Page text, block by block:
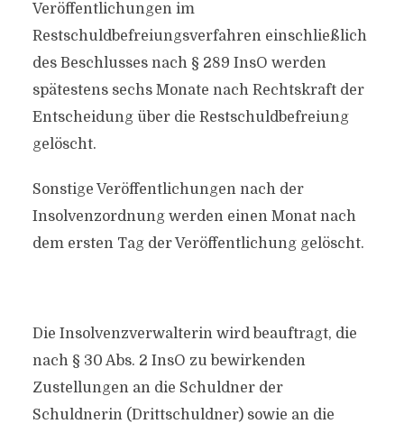
Veröffentlichungen im
Restschuldbefreiungsverfahren einschließlich
des Beschlusses nach § 289 InsO werden
spätestens sechs Monate nach Rechtskraft der
Entscheidung über die Restschuldbefreiung
gelöscht.
Sonstige Veröffentlichungen nach der
Insolvenzordnung werden einen Monat nach
dem ersten Tag der Veröffentlichung gelöscht.
Die Insolvenzverwalterin wird beauftragt, die
nach § 30 Abs. 2 InsO zu bewirkenden
Zustellungen an die Schuldner der
Schuldnerin (Drittschuldner) sowie an die